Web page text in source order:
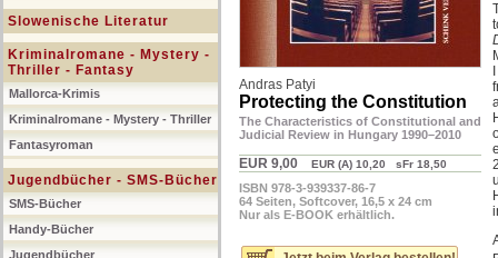
Slowenische Literatur
Kriminalromane - Mystery -
Thriller - Fantasy
Mallorca-Krimis
Kriminalromane - Mystery - Thriller
Fantasyroman
Jugendbücher - SMS-Bücher
SMS-Bücher
Handy-Bücher
Jugendbücher
Andras Patyi
Protecting the Constitution
The Characteristics of Constitutional and
Judicial Review in Hungary 1990–2010
EUR 9,00 EUR (A) 10,20 sFr 18,50
ISBN 978-3-939337-86-7
64 Seiten, Softcover, 16,5 x 24 cm
Nur als E-BOOK erhältlich.